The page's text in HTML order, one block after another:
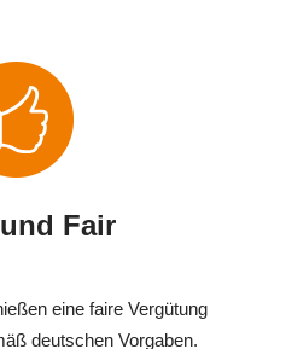
Fair
eine faire Vergütung
deutschen Vorgaben.